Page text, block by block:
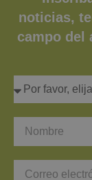
noticias,
campo del